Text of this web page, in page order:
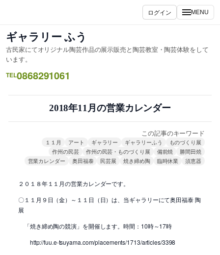
ス
キ
ッ
プ
ログイン MENU
ギャラリー ふう
古民家にてオリジナル陶芸作品の展示販売と陶芸教室・陶芸体験をして
います。
TEL0868291061
2018年11月の営業カレンダー
この記事のキーワード
１１月 アート ギャラリー ギャラリーふう
ものづくり展
作州の民芸
作州の民芸・ものづくり展 備前焼
勝間田焼
営業カレンダー
奥田福泰 民芸展 焼き締め陶 臨時休業 須恵器
２０１８年１１月の営業カレンダーです。
〇１１月９日（金）～１１日（日）は、当ギャラリーにて奥田福泰 陶
展
「焼き締め陶の競演」を開催します。時間：10時～17時
http://fuu.e-tsuyama.com/placements/1713/articles/3398